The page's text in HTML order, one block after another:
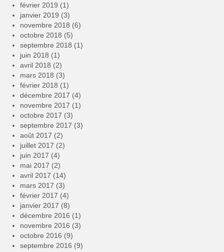
février 2019 (1)
janvier 2019 (3)
novembre 2018 (6)
octobre 2018 (5)
septembre 2018 (1)
juin 2018 (1)
avril 2018 (2)
mars 2018 (3)
février 2018 (1)
décembre 2017 (4)
novembre 2017 (1)
octobre 2017 (3)
septembre 2017 (3)
août 2017 (2)
juillet 2017 (2)
juin 2017 (4)
mai 2017 (2)
avril 2017 (14)
mars 2017 (3)
février 2017 (4)
janvier 2017 (8)
décembre 2016 (1)
novembre 2016 (3)
octobre 2016 (9)
septembre 2016 (9)